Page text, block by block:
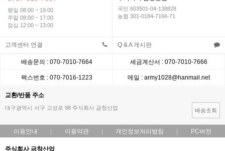
평일 08:00 ~ 19:00
주말 08:00 ~ 17:00
점심 12:00 ~ 13:00
국민 603501-04-138828
농협 301-0184-7166-71
고객센터 연결 Q & A 게시판
배송문의 : 070-7010-7664 세금계산서 : 070-7010-7666
팩스번호 : 070-7016-1223 메일 : army1028@hanmail.net
교환/반품 주소
대구광역시 서구 고성로 98 주식회사 금창산업 배송조회
이용안내 이용약관 개인정보처리방침 PC버전
주식회사 금창산업